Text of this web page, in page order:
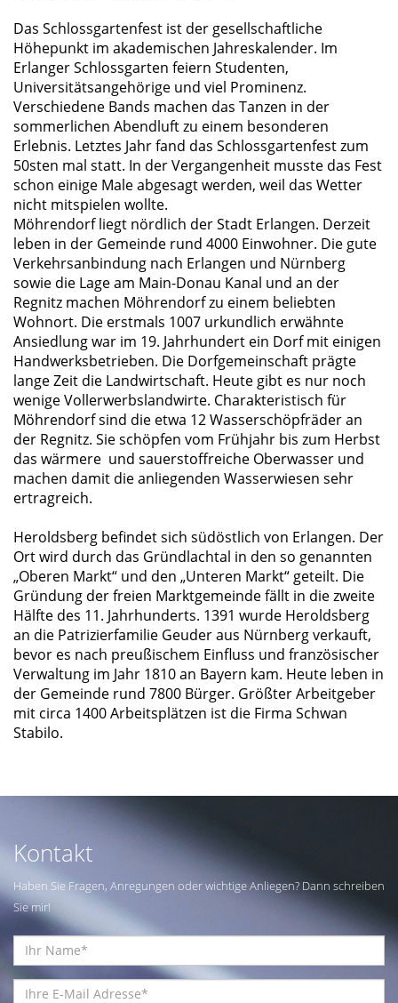
Das Schlossgartenfest ist der gesellschaftliche
Höhepunkt im akademischen Jahreskalender. Im
Erlanger Schlossgarten feiern Studenten,
Universitätsangehörige und viel Prominenz.
Verschiedene Bands machen das Tanzen in der
sommerlichen Abendluft zu einem besonderen
Erlebnis. Letztes Jahr fand das Schlossgartenfest zum
50sten mal statt. In der Vergangenheit musste das Fest
schon einige Male abgesagt werden, weil das Wetter
nicht mitspielen wollte.
Möhrendorf liegt nördlich der Stadt Erlangen. Derzeit
leben in der Gemeinde rund 4000 Einwohner. Die gute
Verkehrsanbindung nach Erlangen und Nürnberg
sowie die Lage am Main-Donau Kanal und an der
Regnitz machen Möhrendorf zu einem beliebten
Wohnort. Die erstmals 1007 urkundlich erwähnte
Ansiedlung war im 19. Jahrhundert ein Dorf mit einigen
Handwerksbetrieben. Die Dorfgemeinschaft prägte
lange Zeit die Landwirtschaft. Heute gibt es nur noch
wenige Vollerwerbslandwirte. Charakteristisch für
Möhrendorf sind die etwa 12 Wasserschöpfräder an
der Regnitz. Sie schöpfen vom Frühjahr bis zum Herbst
das wärmere und sauerstoffreiche Oberwasser und
machen damit die anliegenden Wasserwiesen sehr
ertragreich.
Heroldsberg befindet sich südöstlich von Erlangen. Der
Ort wird durch das Gründlachtal in den so genannten
Oberen Markt“ und den „Unteren Markt“ geteilt. Die
Gründung der freien Marktgemeinde fällt in die zweite
Hälfte des 11. Jahrhunderts. 1391 wurde Heroldsberg
an die Patrizierfamilie Geuder aus Nürnberg verkauft,
bevor es nach preußischem Einfluss und französischer
Verwaltung im Jahr 1810 an Bayern kam. Heute leben in
der Gemeinde rund 7800 Bürger. Größter Arbeitgeber
mit circa 1400 Arbeitsplätzen ist die Firma Schwan
Stabilo.
Kontakt
Haben Sie Fragen, Anregungen oder wichtige Anliegen? Dann schreiben
Sie mir!